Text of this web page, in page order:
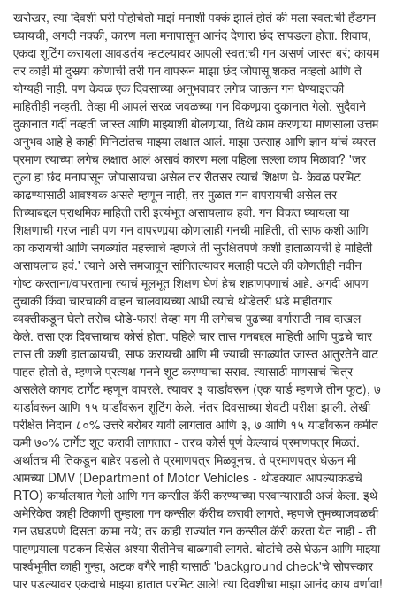
खरोखर, त्या दिवशी घरी पोहोचेतो माझं मनाशी पक्कं झालं होतं की मला स्वत:ची हँडगन
घ्यायची, अगदी नक्की, कारण मला मनापासून आनंद देणारा छंद सापडला होता. शिवाय,
एकदा शूटिंग करायला आवडतंय म्हटल्यावर आपली स्वत:ची गन असणं जास्त बरं; कायम
तर काही मी दुसर्‍या कोणाची तरी गन वापरून माझा छंद जोपासू शकत नव्हतो आणि ते
योग्यही नाही. पण केवळ एक दिवसाच्या अनुभवावर लगेच जाऊन गन घेण्याइतकी
माहितीही नव्हती. तेव्हा मी आपलं सरळ जवळच्या गन विकणार्‍या दुकानात गेलो. सुदैवाने
दुकानात गर्दी नव्हती जास्त आणि माझ्याशी बोलणार्‍या, तिथे काम करणार्‍या माणसाला उत्तम
अनुभव आहे हे काही मिनिटांतच माझ्या लक्षात आलं. माझा उत्साह आणि ज्ञान यांचं व्यस्त
प्रमाण त्याच्या लगेच लक्षात आलं असावं कारण मला पहिला सल्ला काय मिळावा? 'जर
तुला हा छंद मनापासून जोपासायचा असेल तर रीतसर त्याचं शिक्षण घे- केवळ परमिट
काढण्यासाठी आवश्यक असते म्हणून नाही, तर मुळात गन वापरायची असेल तर
तिच्याबद्दल प्राथमिक माहिती तरी इत्यंभूत असायलाच हवी. गन विकत घ्यायला या
शिक्षणाची गरज नाही पण गन वापरणार्‍या कोणालाही गनची माहिती, ती साफ कशी आणि
का करायची आणि सगळ्यांत महत्त्वाचे म्हणजे ती सुरक्षितपणे कशी हाताळायची हे माहिती
असायलाच हवं.' त्याने असे समजावून सांगितल्यावर मलाही पटले की कोणतीही नवीन
गोष्ट करताना/वापरताना त्याचं मूलभूत शिक्षण घेणं हेच शहाणपणाचं आहे. अगदी आपण
दुचाकी किंवा चारचाकी वाहन चालवायच्या आधी त्याचे थोडेतरी धडे माहीतगार
व्यक्तीकडून घेतो तसेच थोडे-फार! तेव्हा मग मी लगेचच पुढच्या वर्गासाठी नाव दाखल
केले. तसा एक दिवसाचाच कोर्स होता. पहिले चार तास गनबद्दल माहिती आणि पुढचे चार
तास ती कशी हाताळायची, साफ करायची आणि मी ज्याची सगळ्यांत जास्त आतुरतेने वाट
पाहत होतो ते, म्हणजे प्रत्यक्ष गनने शूट करण्याचा सराव. त्यासाठी माणसाचं चित्र
असलेले कागद टार्गेट म्हणून वापरले. त्यावर ३ यार्डांवरून (एक यार्ड म्हणजे तीन फूट), ७
यार्डावरून आणि १५ यार्डांवरून शूटिंग केले. नंतर दिवसाच्या शेवटी परीक्षा झाली. लेखी
परीक्षेत निदान ८०% उत्तरे बरोबर यावी लागतात आणि ३, ७ आणि १५ यार्डांवरून कमीत
कमी ७०% टार्गेट शूट करावी लागतात - तरच कोर्स पूर्ण केल्याचं प्रमाणपत्र मिळतं.
अर्थातच मी तिकडून बाहेर पडलो ते प्रमाणपत्र मिळवूनच. ते प्रमाणपत्र घेऊन मी
आमच्या DMV (Department of Motor Vehicles - थोडक्यात आपल्याकडचे
RTO) कार्यालयात गेलो आणि गन कन्सील कॅरी करण्याच्या परवान्यासाठी अर्ज केला. इथे
अमेरिकेत काही ठिकाणी तुम्हाला गन कन्सील कॅरीच करावी लागते, म्हणजे तुमच्याजवळची
गन उघडपणे दिसता कामा नये; तर काही राज्यांत गन कन्सील कॅरी करता येत नाही - ती
पाहणार्‍याला पटकन दिसेल अश्या रीतीनेच बाळगावी लागते. बोटांचे ठसे घेऊन आणि माझ्या
पार्श्वभूमीत काही गुन्हा, अटक वगैरे नाही यासाठी 'background check'चे सोपस्कार
पार पडल्यावर एकदाचे माझ्या हातात परमिट आले! त्या दिवशीचा माझा आनंद काय वर्णावा!